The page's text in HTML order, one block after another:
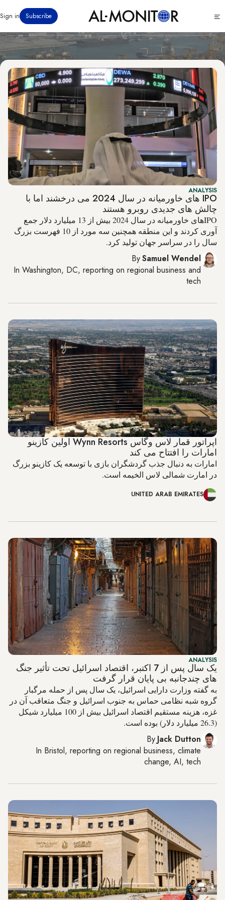
به
محتوای
اصلی
see
menu
Subscribe
Sign in Economy & Business
ANALYSIS
IPO های خاورمیانه در سال 2024 می درخشند اما با
چالش های جدیدی روبرو هستند
IPOهای خاورمیانه در سال 2024 بیش از 13 میلیارد دلار جمع
آوری کردند و این منطقه همچنین سه مورد از 10 فهرست بزرگ
سال را در سراسر جهان تولید کرد.
BySamuel Wendel
In Washington, DC, reporting on regional business and
tech
اپراتور قمار لاس وگاس Wynn Resorts اولین کازینو
امارات را افتتاح می کند
امارات به دنبال جذب گردشگران بازی با توسعه یک کازینو بزرگ
در امارت شمالی لاس الخیمه است.
UNITED ARAB EMIRATES
ANALYSIS
یک سال پس از 7 اکتبر، اقتصاد اسرائیل تحت تأثیر جنگ
های چندجانبه بی پایان قرار گرفت
به گفته وزارت دارایی اسرائیل، یک سال پس از حمله مرگبار
گروه شبه نظامی حماس به جنوب اسرائیل و جنگ متعاقب آن در
غزه، هزینه مستقیم اقتصاد اسرائیل بیش از 100 میلیارد شیکل
(26.3 میلیارد دلار) بوده است.
By Jack Dutton
In Bristol, reporting on regional business, climate
change, AI, tech